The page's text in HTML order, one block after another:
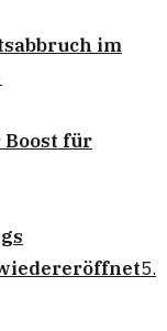
im
Boost für
5.